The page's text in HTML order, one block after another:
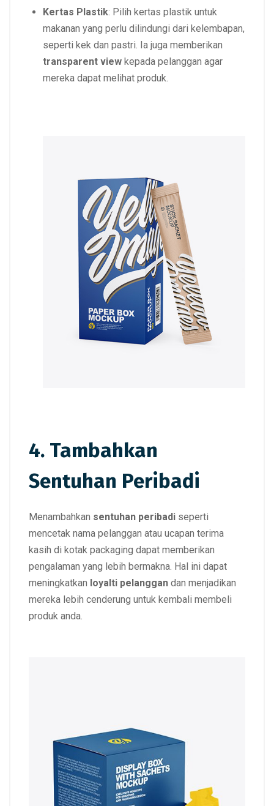
Kertas Plastik: Pilih kertas plastik untuk
makanan yang perlu dilindungi dari kelembapan,
seperti kek dan pastri. Ia juga memberikan
transparent view kepada pelanggan agar
mereka dapat melihat produk.
4. Tambahkan
Sentuhan Peribadi
Menambahkan sentuhan peribadi seperti
mencetak nama pelanggan atau ucapan terima
kasih di kotak packaging dapat memberikan
pengalaman yang lebih bermakna. Hal ini dapat
meningkatkan loyalti pelanggan dan menjadikan
mereka lebih cenderung untuk kembali membeli
produk anda.